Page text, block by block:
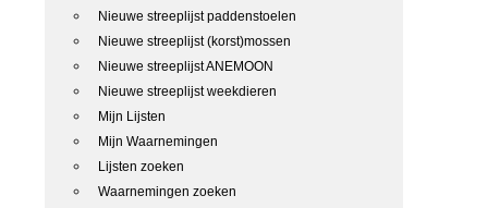
Nieuwe streeplijst paddenstoelen
Nieuwe streeplijst (korst)mossen
Nieuwe streeplijst ANEMOON
Nieuwe streeplijst weekdieren
Mijn Lijsten
Mijn Waarnemingen
Lijsten zoeken
Waarnemingen zoeken